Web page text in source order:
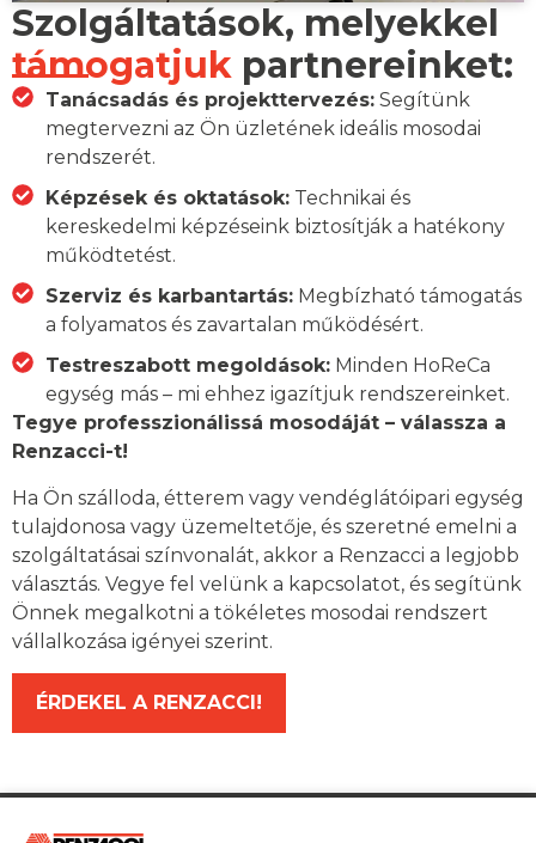
Szolgáltatások, melyekkel
támogatjuk partnereinket:
Tanácsadás és projekttervezés:Segítünk
megtervezni az Ön üzletének ideális mosodai
rendszerét.
Képzések és oktatások:Technikai és
kereskedelmi képzéseink biztosítják a hatékony
működtetést.
Szerviz és karbantartás:Megbízható támogatás
a folyamatos és zavartalan működésért.
Testreszabott megoldások:Minden HoReCa
egység más – mi ehhez igazítjuk rendszereinket.
Tegye professzionálissá mosodáját – válassza a
Renzacci-t!
Ha Ön szálloda, étterem vagy vendéglátóipari egység
tulajdonosa vagy üzemeltetője, és szeretné emelni a
szolgáltatásai színvonalát, akkor a Renzacci a legjobb
választás. Vegye fel velünk a kapcsolatot, és segítünk
Önnek megalkotni a tökéletes mosodai rendszert
vállalkozása igényei szerint.
ÉRDEKEL A RENZACCI!